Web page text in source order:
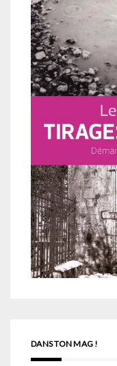
DANS TON MAG !